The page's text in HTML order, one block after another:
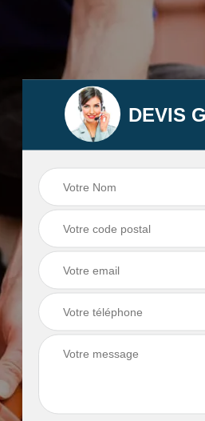
velux
Réparation fuite
toiture 06
DEVIS